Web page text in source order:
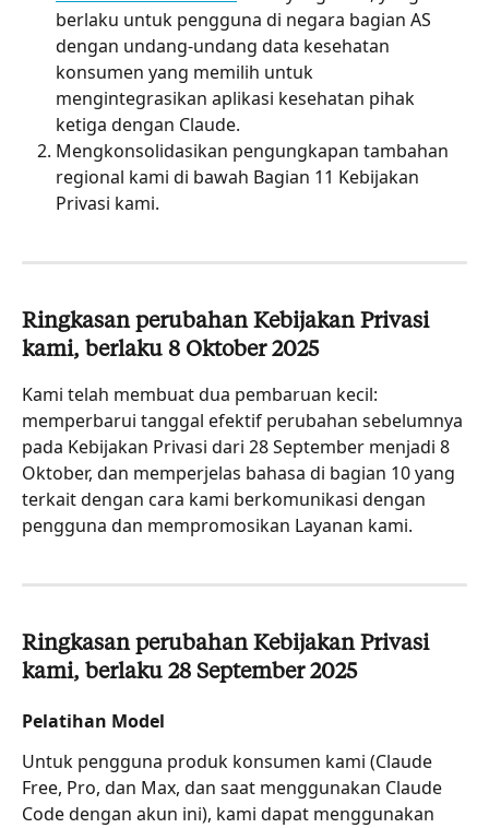
berlaku untuk pengguna di negara bagian AS
dengan undang-undang data kesehatan
konsumen yang memilih untuk
mengintegrasikan aplikasi kesehatan pihak
ketiga dengan Claude.
Mengkonsolidasikan pengungkapan tambahan
regional kami di bawah Bagian 11 Kebijakan
Privasi kami.
Ringkasan perubahan Kebijakan Privasi
kami, berlaku 8 Oktober 2025
Kami telah membuat dua pembaruan kecil:
memperbarui tanggal efektif perubahan sebelumnya
pada Kebijakan Privasi dari 28 September menjadi 8
Oktober, dan memperjelas bahasa di bagian 10 yang
terkait dengan cara kami berkomunikasi dengan
pengguna dan mempromosikan Layanan kami.
Ringkasan perubahan Kebijakan Privasi
kami, berlaku 28 September 2025
Pelatihan Model
Untuk pengguna produk konsumen kami (Claude
Free, Pro, dan Max, dan saat menggunakan Claude
Code dengan akun ini), kami dapat menggunakan